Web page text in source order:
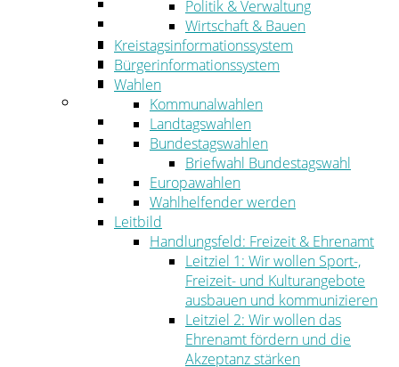
Schulen, Bildung, Sport und Kultur
Soziales
Gesundheit
Jugend, Familie und Senioren
Bauen und Planen
Abfall
Umwelt
Ordnung
Politik & Verwaltung
Wirtschaft & Bauen
Kreistagsinformationssystem
Bürgerinformationssystem
Wahlen
Kommunalwahlen
Landtagswahlen
Bundestagswahlen
Briefwahl Bundestagswahl
Europawahlen
Wahlhelfender werden
Leitbild
Handlungsfeld: Freizeit & Ehrenamt
Leitziel 1: Wir wollen Sport-,
Freizeit- und Kulturangebote
ausbauen und kommunizieren
Leitziel 2: Wir wollen das
Ehrenamt fördern und die
Akzeptanz stärken